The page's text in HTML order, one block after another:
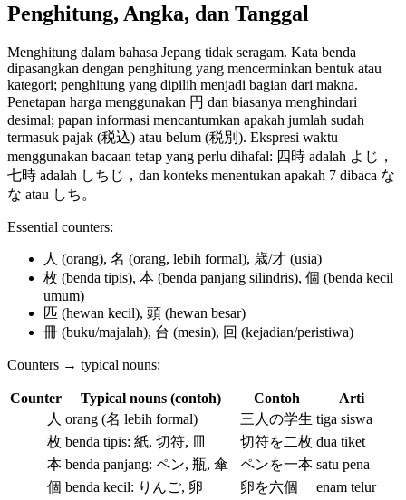
Penghitung, Angka, dan Tanggal
Menghitung dalam bahasa Jepang tidak seragam. Kata benda
dipasangkan dengan penghitung yang mencerminkan bentuk atau
kategori; penghitung yang dipilih menjadi bagian dari makna.
Penetapan harga menggunakan 円 dan biasanya menghindari
desimal; papan informasi mencantumkan apakah jumlah sudah
termasuk pajak (税込) atau belum (税別). Ekspresi waktu
menggunakan bacaan tetap yang perlu dihafal: 四時 adalah よじ，
七時 adalah しちじ，dan konteks menentukan apakah 7 dibaca な
な atau しち。
Essential counters:
人 (orang), 名 (orang, lebih formal), 歳/才 (usia)
枚 (benda tipis), 本 (benda panjang silindris), 個 (benda kecil
umum)
匹 (hewan kecil), 頭 (hewan besar)
冊 (buku/majalah), 台 (mesin), 回 (kejadian/peristiwa)
Counters → typical nouns:
Counter Typical nouns (contoh) Contoh
Arti
人 orang (名 lebih formal) 三人の学生 tiga siswa
枚 benda tipis: 紙, 切符, 皿 切符を二枚 dua tiket
本 benda panjang: ペン, 瓶, 傘 ペンを一本 satu pena
個 benda kecil: りんご, 卵 卵を六個
enam telur